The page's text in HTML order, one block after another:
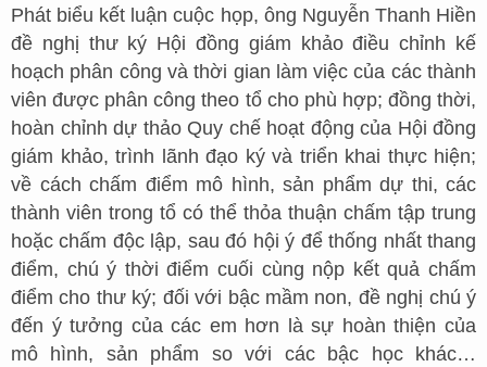
Phát biểu kết luận cuộc họp, ông Nguyễn Thanh Hiền
đề nghị thư ký Hội đồng giám khảo điều chỉnh kế
hoạch phân công và thời gian làm việc của các thành
viên được phân công theo tổ cho phù hợp; đồng thời,
hoàn chỉnh dự thảo Quy chế hoạt động của Hội đồng
giám khảo, trình lãnh đạo ký và triển khai thực hiện;
về cách chấm điểm mô hình, sản phẩm dự thi, các
thành viên trong tổ có thể thỏa thuận chấm tập trung
hoặc chấm độc lập, sau đó hội ý để thống nhất thang
điểm, chú ý thời điểm cuối cùng nộp kết quả chấm
điểm cho thư ký; đối với bậc mầm non, đề nghị chú ý
đến ý tưởng của các em hơn là sự hoàn thiện của
mô hình, sản phẩm so với các bậc học khác…